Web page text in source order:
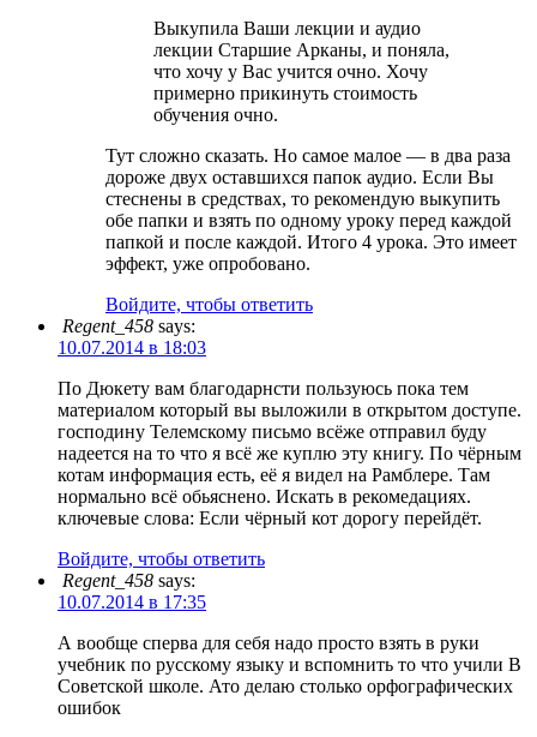
Выкупила Ваши лекции и аудио
лекции Старшие Арканы, и поняла,
что хочу у Вас учится очно. Хочу
примерно прикинуть стоимость
обучения очно.
Тут сложно сказать. Но самое малое — в два раза
дороже двух оставшихся папок аудио. Если Вы
стеснены в средствах, то рекомендую выкупить
обе папки и взять по одному уроку перед каждой
папкой и после каждой. Итого 4 урока. Это имеет
эффект, уже опробовано.
Войдите, чтобы ответить
Regent_458 says:
10.07.2014 в 18:03
По Дюкету вам благодарнсти пользуюсь пока тем
материалом который вы выложили в открытом доступе.
господину Телемскому письмо всёже отправил буду
надеется на то что я всё же куплю эту книгу. По чёрным
котам информация есть, её я видел на Рамблере. Там
нормально всё обьяснено. Искать в рекомедациях.
ключевые слова: Если чёрный кот дорогу перейдёт.
Войдите, чтобы ответить
Regent_458 says:
10.07.2014 в 17:35
А вообще сперва для себя надо просто взять в руки
учебник по русскому языку и вспомнить то что учили В
Советской школе. Ато делаю столько орфографических
ошибок